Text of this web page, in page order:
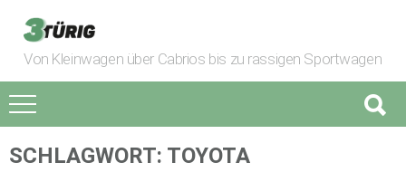
Von Kleinwagen über Cabrios bis zu rassigen Sportwagen
SCHLAGWORT: TOYOTA